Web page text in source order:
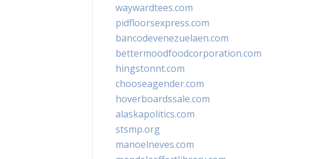
waywardtees.com
pidfloorsexpress.com
bancodevenezuelaen.com
bettermoodfoodcorporation.com
hingstonnt.com
chooseagender.com
hoverboardssale.com
alaskapolitics.com
stsmp.org
manoelneves.com